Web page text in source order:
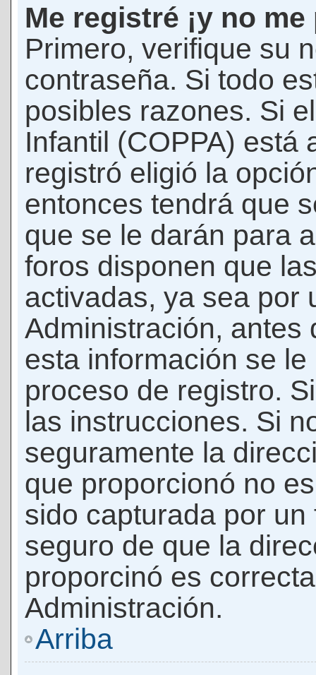
Me registré ¡y no
Primero, verifique su
contraseña. Si todo
posibles razones. Si
Infantil (COPPA) está
registró eligió la
entonces tendrá que
que se le darán para
foros disponen que
activadas, ya sea por
Administración, antes
esta información se
proceso de registro.
las instrucciones. Si
seguramente la
que proporcionó no
sido capturada por
seguro de que la
proporcinó es
Administración.
Arriba